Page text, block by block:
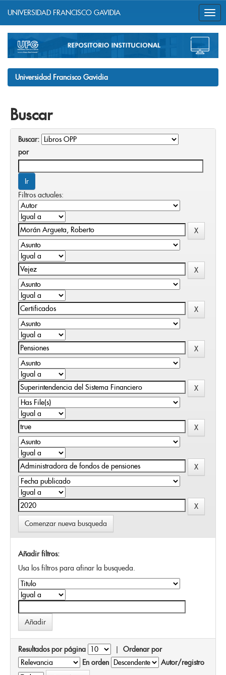
navigation
UNIVERSIDAD FRANCISCO GAVIDIA
Universidad Francisco Gavidia
Buscar
Buscar:
por
Filtros actuales:
Comenzar nueva busqueda
Añadir filtros:
Usa los filtros para afinar la busqueda.
Resultados por página | Ordenar por
En orden
Autor/registro